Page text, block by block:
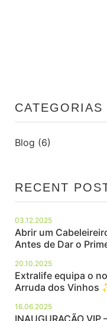
CATEGORIAS
Blog (6)
RECENT
Abrir um
Antes de Dar o
03.12.2025
Extralife equipa o
Arruda dos Vinhos
20.10.2025
INAUGURAÇÃO
16.06.2025